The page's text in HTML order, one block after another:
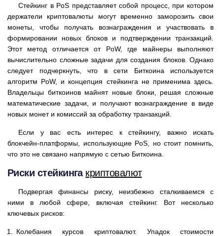
Стейкинг в PoS представляет собой процесс, при котором
держатели криптовалюты могут временно заморозить свои
монеты, чтобы получать вознаграждения и участвовать в
формировании новых блоков и подтверждении транзакций.
Этот метод отличается от PoW, где майнеры выполняют
вычислительно сложные задачи для создания блоков. Однако
следует подчеркнуть, что в сети Биткоина используется
алгоритм PoW, и концепция стейкинга не применима здесь.
Владельцы биткоинов майнят новые блоки, решая сложные
математические задачи, и получают вознаграждение в виде
новых монет и комиссий за обработку транзакций.
Если у вас есть интерес к стейкингу, важно искать
блокчейн-платформы, использующие PoS, но стоит помнить,
что это не связано напрямую с сетью Биткоина.
Риски стейкинга криптовалют
Подвергая финансы риску, неизбежно сталкиваемся с
ними в любой сфере, включая стейкинг. Вот несколько
ключевых рисков:
Колебания курсов криптовалют. Упадок стоимости